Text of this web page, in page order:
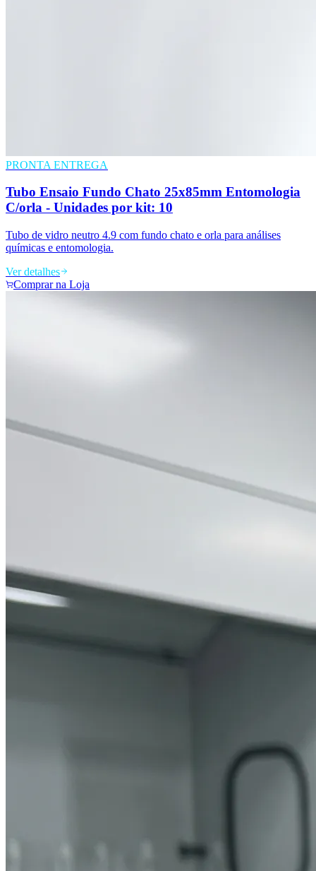
PRONTA ENTREGA
Tubo Ensaio Fundo Chato 25x85mm Entomologia
C/orla - Unidades por kit: 10
Tubo de vidro neutro 4.9 com fundo chato e orla para análises
químicas e entomologia.
Ver detalhes
Comprar na Loja